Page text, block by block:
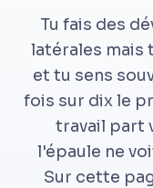
Tu fais des
latérales mais
et tu sens
fois sur dix le
travail part
l'épaule ne
Sur cette